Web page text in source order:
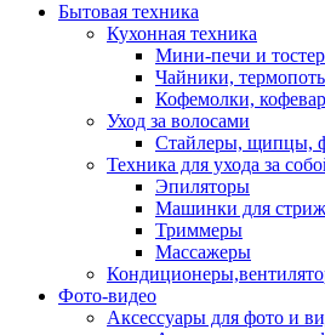
Бытовая техника
Кухонная техника
Мини-печи и
Чайники,
Кофемолки,
Уход за волосами
Стайлеры, щипцы,
Техника для ухода за
Эпиляторы
Машинки для
Триммеры
Массажеры
Фото-видео
Аксессуары для фото и